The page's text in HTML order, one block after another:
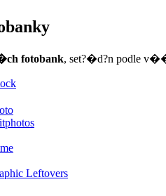
fotobank, set?�d?n podle
Leftovers